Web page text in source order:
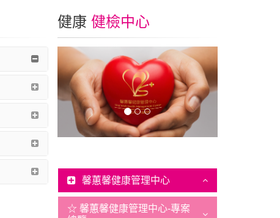
健康 健檢中心
馨蕙馨健康管理中心
☆ 馨蕙馨健康管理中心-專案